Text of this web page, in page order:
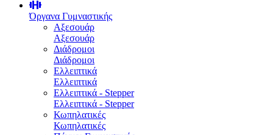
Όργανα Γυμναστικής
Αξεσουάρ
Αξεσουάρ
Διάδρομοι
Διάδρομοι
Ελλειπτικά
Ελλειπτικά
Ελλειπτικά - Stepper
Ελλειπτικά - Stepper
Κωπηλατικές
Κωπηλατικές